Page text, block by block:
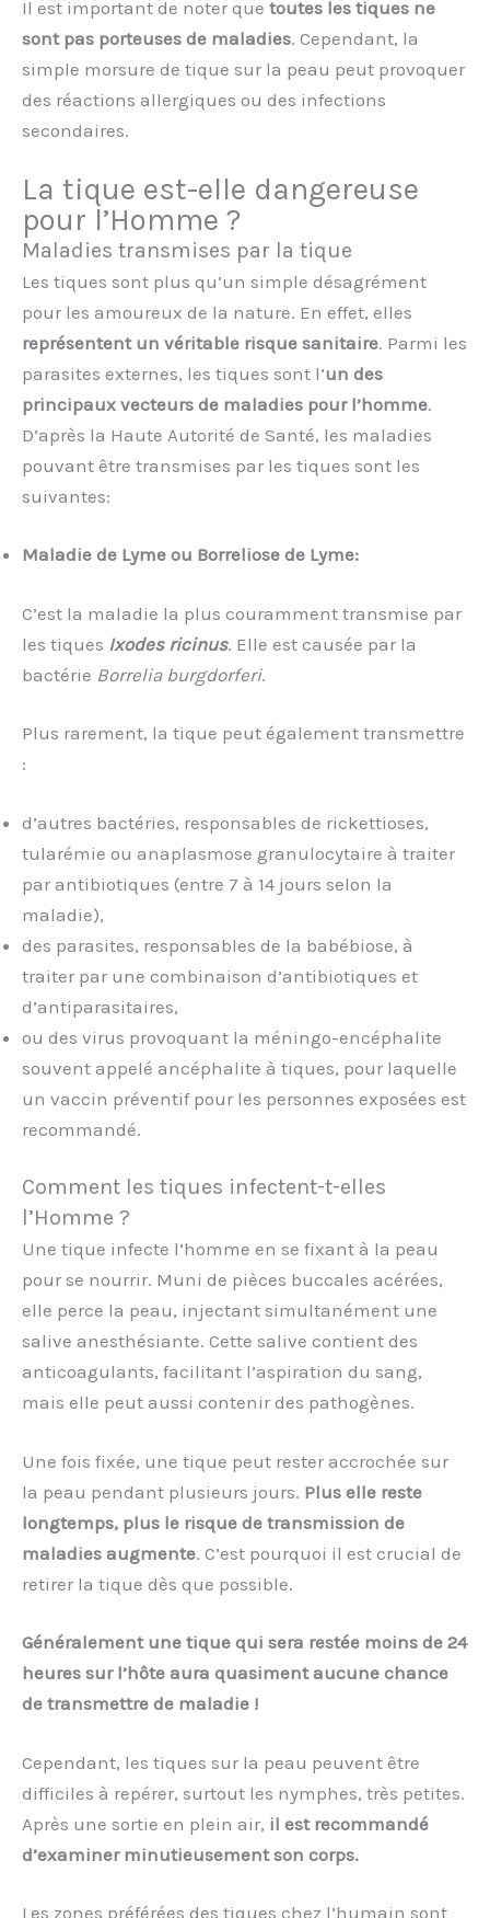
Il est important de noter que toutes les tiques ne
sont pas porteuses de maladies. Cependant, la
simple morsure de tique sur la peau peut provoquer
des réactions allergiques ou des infections
secondaires.
La tique est-elle dangereuse
pour l’Homme ?
Maladies transmises par la tique
Les tiques sont plus qu’un simple désagrément
pour les amoureux de la nature. En effet, elles
représentent un véritable risque sanitaire. Parmi les
parasites externes, les tiques sont l’un des
principaux vecteurs de maladies pour l’homme.
D’après la Haute Autorité de Santé, les maladies
pouvant être transmises par les tiques sont les
suivantes:
Maladie de Lyme ou Borreliose de Lyme:
C’est la maladie la plus couramment transmise par
les tiques Ixodes ricinus. Elle est causée par la
bactérie Borrelia burgdorferi.
Plus rarement, la tique peut également transmettre
:
d’autres bactéries, responsables de rickettioses,
tularémie ou anaplasmose granulocytaire à traiter
par antibiotiques (entre 7 à 14 jours selon la
maladie),
des parasites, responsables de la babébiose, à
traiter par une combinaison d’antibiotiques et
d’antiparasitaires,
ou des virus provoquant la méningo-encéphalite
souvent appelé ancéphalite à tiques, pour laquelle
un vaccin préventif pour les personnes exposées est
recommandé.
Comment les tiques infectent-t-elles
l’Homme ?
Une tique infecte l’homme en se fixant à la peau
pour se nourrir. Muni de pièces buccales acérées,
elle perce la peau, injectant simultanément une
salive anesthésiante. Cette salive contient des
anticoagulants, facilitant l’aspiration du sang,
mais elle peut aussi contenir des pathogènes.
Une fois fixée, une tique peut rester accrochée sur
la peau pendant plusieurs jours. Plus elle reste
longtemps, plus le risque de transmission de
maladies augmente. C’est pourquoi il est crucial de
retirer la tique dès que possible.
Généralement une tique qui sera restée moins de 24
heures sur l’hôte aura quasiment aucune chance
de transmettre de maladie !
Cependant, les tiques sur la peau peuvent être
difficiles à repérer, surtout les nymphes, très petites.
Après une sortie en plein air, il est recommandé
d’examiner minutieusement son corps.
Les zones préférées des tiques chez l’humain sont